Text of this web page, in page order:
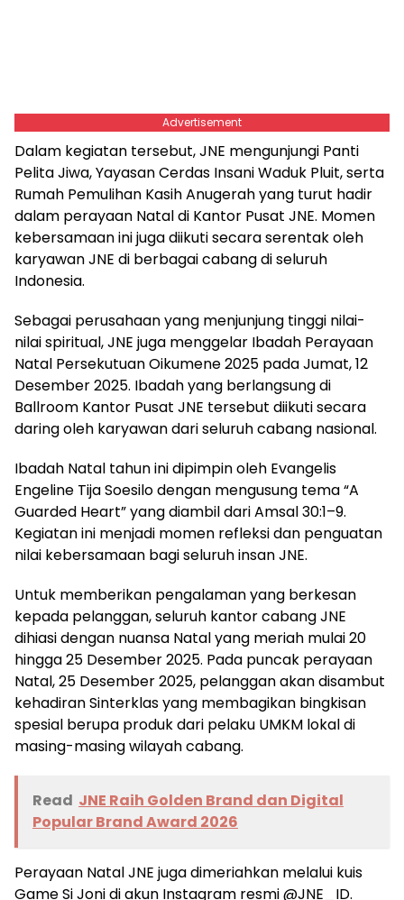
Advertisement
Dalam kegiatan tersebut, JNE mengunjungi Panti
Pelita Jiwa, Yayasan Cerdas Insani Waduk Pluit, serta
Rumah Pemulihan Kasih Anugerah yang turut hadir
dalam perayaan Natal di Kantor Pusat JNE. Momen
kebersamaan ini juga diikuti secara serentak oleh
karyawan JNE di berbagai cabang di seluruh
Indonesia.
Sebagai perusahaan yang menjunjung tinggi nilai-
nilai spiritual, JNE juga menggelar Ibadah Perayaan
Natal Persekutuan Oikumene 2025 pada Jumat, 12
Desember 2025. Ibadah yang berlangsung di
Ballroom Kantor Pusat JNE tersebut diikuti secara
daring oleh karyawan dari seluruh cabang nasional.
Ibadah Natal tahun ini dipimpin oleh Evangelis
Engeline Tija Soesilo dengan mengusung tema “A
Guarded Heart” yang diambil dari Amsal 30:1–9.
Kegiatan ini menjadi momen refleksi dan penguatan
nilai kebersamaan bagi seluruh insan JNE.
Untuk memberikan pengalaman yang berkesan
kepada pelanggan, seluruh kantor cabang JNE
dihiasi dengan nuansa Natal yang meriah mulai 20
hingga 25 Desember 2025. Pada puncak perayaan
Natal, 25 Desember 2025, pelanggan akan disambut
kehadiran Sinterklas yang membagikan bingkisan
spesial berupa produk dari pelaku UMKM lokal di
masing-masing wilayah cabang.
Read JNE Raih Golden Brand dan Digital
Popular Brand Award 2026
Perayaan Natal JNE juga dimeriahkan melalui kuis
Game Si Joni di akun Instagram resmi @JNE_ID.